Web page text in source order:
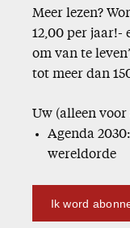
Meer lezen?
12,00 per jaar!-
om van te
tot meer dan
Uw (alleen
Agenda
wereldorde
Ik word